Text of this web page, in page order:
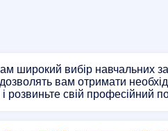
широкий вибір навчальних
вам отримати
розвиньте свій професійний